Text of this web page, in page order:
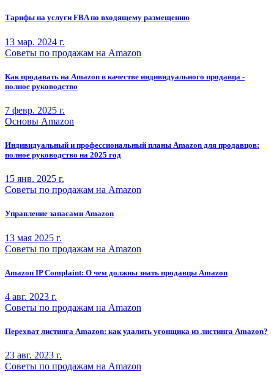
Тарифы на услуги FBA по входящему размещению
13 мар. 2024 г.
Советы по продажам на Amazon
Как продавать на Amazon в качестве индивидуального продавца -
полное руководство
7 февр. 2025 г.
Основы Amazon
Индивидуальный и профессиональный планы Amazon для продавцов:
полное руководство на 2025 год
15 янв. 2025 г.
Советы по продажам на Amazon
Управление запасами Amazon
13 мая 2025 г.
Советы по продажам на Amazon
Amazon IP Complaint: О чем должны знать продавцы Amazon
4 авг. 2023 г.
Советы по продажам на Amazon
Перехват листинга Amazon: как удалить угонщика из листинга Amazon?
23 авг. 2023 г.
Советы по продажам на Amazon